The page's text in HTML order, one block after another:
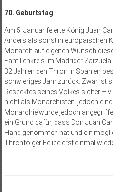
70. Geburtstag
Am 5. Januar feierte König Juan
Anders als sonst in europäischen
Monarch auf eigenen Wunsch
Familienkreis im Madrider
32 Jahren den Thron in Spanien
schwieriges Jahr zu­rück. Zwar ist
Respektes seines Volkes sicher –
nicht als Monarchisten, jedoch
Monarchie wurde jedoch
ein Grund dafür, dass Don Juan
Hand genommen hat und ein
Thronfolger Felipe erst einmal